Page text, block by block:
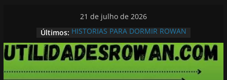
conteúdo
21 de julho de 2026
Últimos: HISTORIAS PARA DORMIR ROWAN